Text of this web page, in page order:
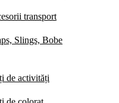
transport
Slings, Bobe
de activități